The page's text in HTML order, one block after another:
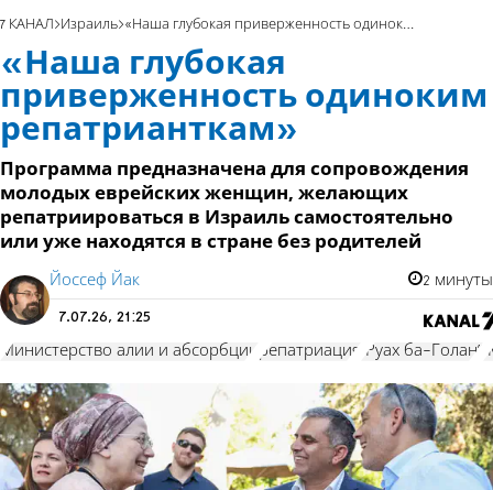
7 КАНАЛ Израиль «Наша глубокая приверженность одиноким репатрианткам»
«Наша глубокая
приверженность одиноким
репатрианткам»
Программа предназначена для сопровождения
молодых еврейских женщин, желающих
репатриироваться в Израиль самостоятельно
или уже находятся в стране без родителей
Йоссеф Йак 2 минуты
7.07.26, 21:25
Министерство алии и абсорбции репатриация “Руах ба-Голан”